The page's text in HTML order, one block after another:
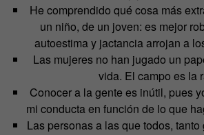
He comprendido qué cosa más
un niño, de un joven: es mejor
autoestima y jactancia arrojan a
Las mujeres no han jugado un
vida. El campo es la
Conocer a la gente es inútil, pues
mi conducta en función de lo que
Las personas a las que todos,